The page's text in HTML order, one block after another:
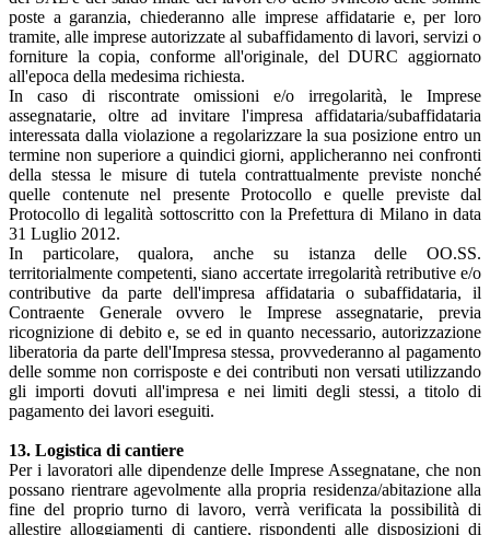
poste a garanzia, chiederanno alle imprese affidatarie e, per loro
tramite, alle imprese autorizzate al subaffidamento di lavori, servizi o
forniture la copia, conforme all'originale, del DURC aggiornato
all'epoca della medesima richiesta.
In caso di riscontrate omissioni e/o irregolarità, le Imprese
assegnatarie, oltre ad invitare l'impresa affidataria/subaffidataria
interessata dalla violazione a regolarizzare la sua posizione entro un
termine non superiore a quindici giorni, applicheranno nei confronti
della stessa le misure di tutela contrattualmente previste nonché
quelle contenute nel presente Protocollo e quelle previste dal
Protocollo di legalità sottoscritto con la Prefettura di Milano in data
31 Luglio 2012.
In particolare, qualora, anche su istanza delle OO.SS.
territorialmente competenti, siano accertate irregolarità retributive e/o
contributive da parte dell'impresa affidataria o subaffidataria, il
Contraente Generale ovvero le Imprese assegnatarie, previa
ricognizione di debito e, se ed in quanto necessario, autorizzazione
liberatoria da parte dell'Impresa stessa, provvederanno al pagamento
delle somme non corrisposte e dei contributi non versati utilizzando
gli importi dovuti all'impresa e nei limiti degli stessi, a titolo di
pagamento dei lavori eseguiti.
13. Logistica di cantiere
Per i lavoratori alle dipendenze delle Imprese Assegnatane, che non
possano rientrare agevolmente alla propria residenza/abitazione alla
fine del proprio turno di lavoro, verrà verificata la possibilità di
allestire alloggiamenti di cantiere, rispondenti alle disposizioni di